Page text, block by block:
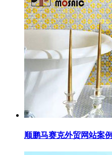
顺鹏马赛克外贸网站案例